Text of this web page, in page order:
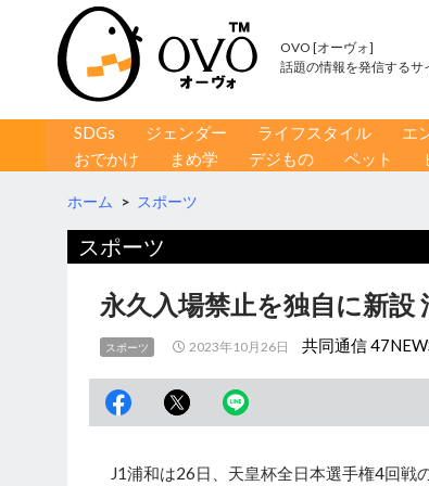
OVO [オーヴォ]
話題の情報を発信するサ
コンテンツへ移動
SDGs ジェンダー ライフスタイル エ
おでかけ
まめ学 デジもの ペット
ホーム > スポーツ
スポーツ
永久入場禁止を独自に新設
スポーツ 2023年10月26日 共同通信
J1浦和は26日、天皇杯全日本選手権4回